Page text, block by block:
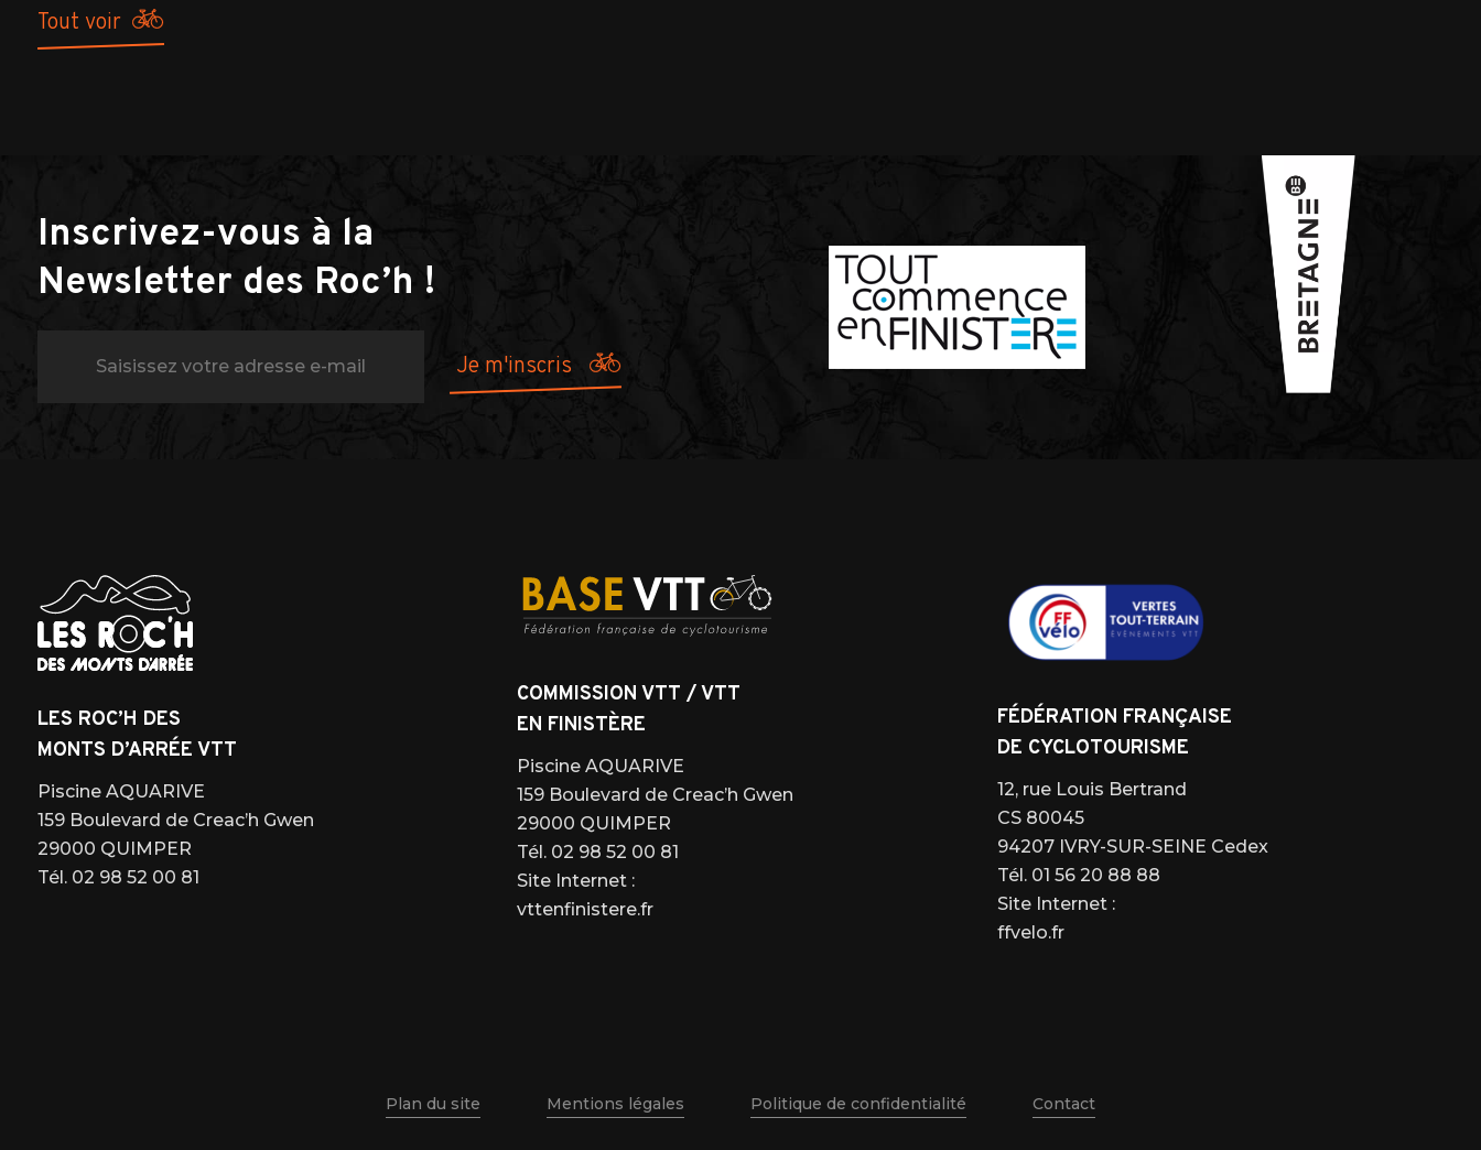
tout voir
Inscrivez-vous à la
Newsletter des Roc’h !
LES ROC’H DES
MONTS D’ARRÉE VTT
Piscine AQUARIVE
159 Boulevard de Creac’h Gwen
29000 QUIMPER
Tél. 02 98 52 00 81
COMMISSION VTT / VTT
EN FINISTÈRE
Piscine AQUARIVE
159 Boulevard de Creac’h Gwen
29000 QUIMPER
Tél. 02 98 52 00 81
Site Internet :
vttenfinistere.fr
FÉDÉRATION FRANÇAISE
DE CYCLOTOURISME
12, rue Louis Bertrand
CS 80045
94207 IVRY-SUR-SEINE Cedex
Tél. 01 56 20 88 88
Site Internet :
ffvelo.fr
Plan du site Mentions légales Politique de confidentialité Contact